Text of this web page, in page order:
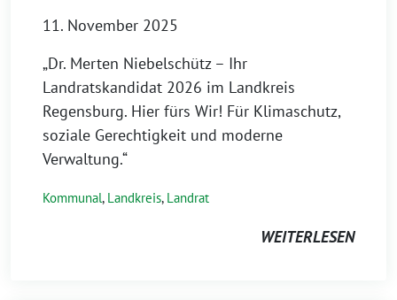
11. November 2025
„Dr. Merten Niebelschütz – Ihr
Landratskandidat 2026 im Landkreis
Regensburg. Hier fürs Wir! Für Klimaschutz,
soziale Gerechtigkeit und moderne
Verwaltung.“
Kommunal, Landkreis, Landrat
WEITERLESEN